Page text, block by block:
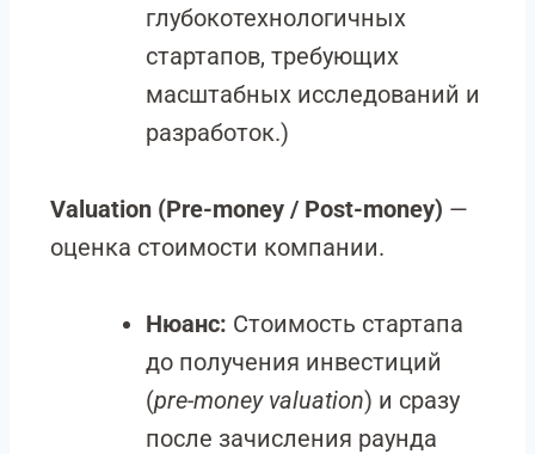
глубокотехнологичных
стартапов, требующих
масштабных исследований и
разработок.)
Valuation (Pre-money / Post-money) —
оценка стоимости компании.
Нюанс: Стоимость стартапа
до получения инвестиций
(pre-money valuation) и сразу
после зачисления раунда